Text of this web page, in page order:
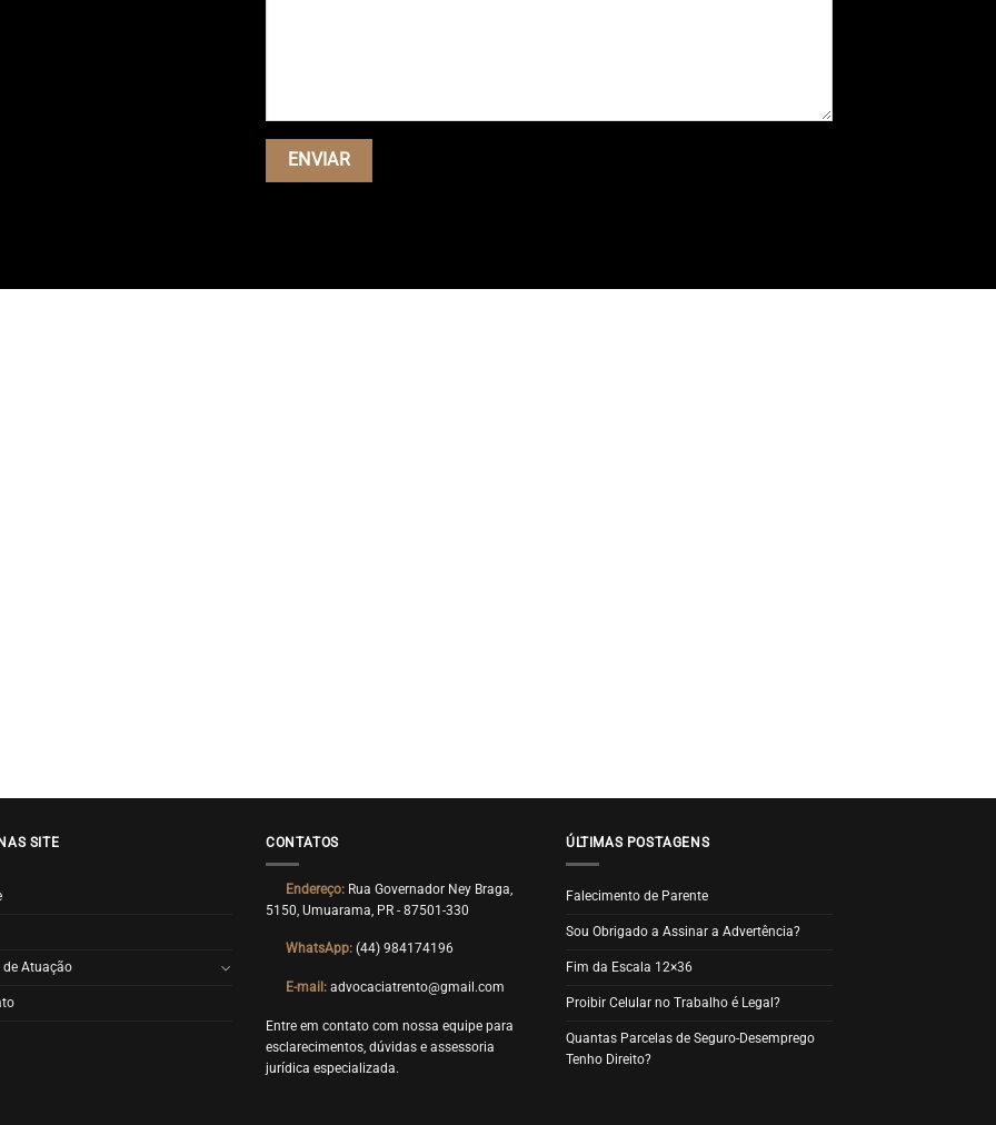
SITE
de Atuação
CONTATOS
Endereço: Rua Governador Ney Braga,
5150, Umuarama, PR - 87501-330
WhatsApp: (44) 984174196
E-mail: advocaciatrento@gmail.com
Entre em contato com nossa equipe para
esclarecimentos, dúvidas e assessoria
jurídica especializada.
ÚLTIMAS POSTAGENS
Falecimento de Parente
Sou Obrigado a Assinar a Advertência?
Fim da Escala 12×36
Proibir Celular no Trabalho é Legal?
Quantas Parcelas de Seguro-Desemprego
Tenho Direito?